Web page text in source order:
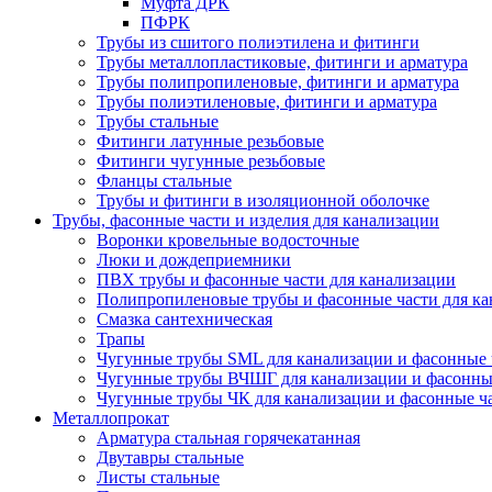
ПФРК
Трубы из сшитого полиэтилена и фитинги
Трубы металлопластиковые, фитинги и арматура
Трубы полипропиленовые, фитинги и арматура
Трубы полиэтиленовые, фитинги и арматура
Трубы стальные
Фитинги латунные резьбовые
Фитинги чугунные резьбовые
Фланцы стальные
Трубы и фитинги в изоляционной оболочке
Трубы, фасонные части и изделия для канализации
Воронки кровельные водосточные
Люки и дождеприемники
ПВХ трубы и фасонные части для канализации
Полипропиленовые трубы и фасонные части для
Смазка сантехническая
Трапы
Чугунные трубы SML для канализации и фасонные
Чугунные трубы ВЧШГ для канализации и
Чугунные трубы ЧК для канализации и фасонные
Металлопрокат
Арматура стальная горячекатанная
Двутавры стальные
Листы стальные